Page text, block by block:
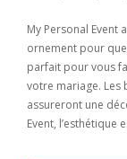
My Personal Event
ornement pour
parfait pour vous
votre mariage. Les
assureront une
Event, l’esthétique